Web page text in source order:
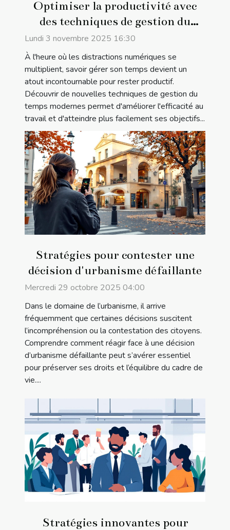
Optimiser la productivité avec
des techniques de gestion du
temps modernes
Lundi 3 novembre 2025 16:30
À l'heure où les distractions numériques se
multiplient, savoir gérer son temps devient un
atout incontournable pour rester productif.
Découvrir de nouvelles techniques de gestion du
temps modernes permet d'améliorer l'efficacité au
travail et d'atteindre plus facilement ses objectifs...
Stratégies pour contester une
décision d'urbanisme défaillante
Mercredi 29 octobre 2025 04:00
Dans le domaine de l’urbanisme, il arrive
fréquemment que certaines décisions suscitent
l’incompréhension ou la contestation des citoyens.
Comprendre comment réagir face à une décision
d’urbanisme défaillante peut s’avérer essentiel
pour préserver ses droits et l’équilibre du cadre de
vie....
Stratégies innovantes pour